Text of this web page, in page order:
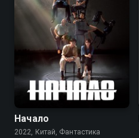
8.1 8.1
Начало
2022, Китай, Фантастика